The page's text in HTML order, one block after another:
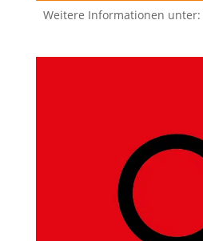
Weitere Informationen unter: